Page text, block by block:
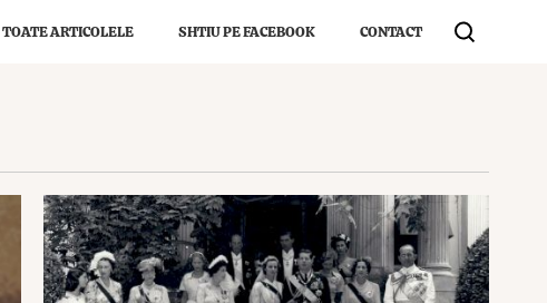
TOATE ARTICOLELE SHTIU PE FACEBOOK CONTACT